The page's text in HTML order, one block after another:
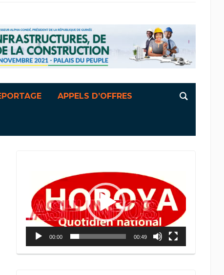
APPELS D’OFFRES
00:00 00:49